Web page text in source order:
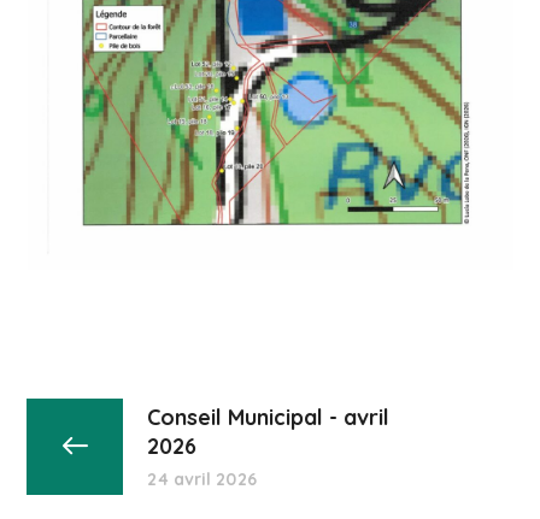
Conseil Municipal - avril
2026
24 avril 2026